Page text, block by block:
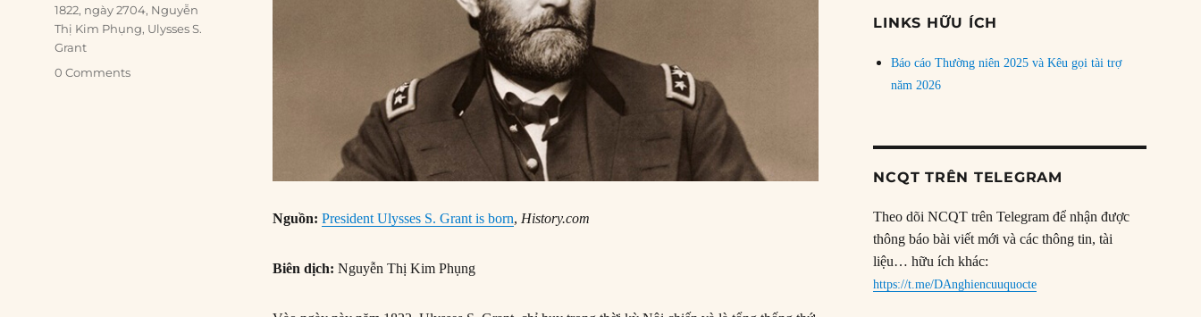
Nguồn:President Ulysses S. Grant is born,History.com
Biên dịch:Nguyễn Thị Kim Phụng
Tags
1822, ngày 2704, Nguyễn
Thị Kim Phụng, Ulysses S.
Grant
0 Comments
LINKS HỮU ÍCH
Báo cáo Thường niên 2025 và Kêu gọi tài trợ
năm 2026
NCQT TRÊN TELEGRAM
Theo dõi NCQT trên Telegram để nhận được
thông báo bài viết mới và các thông tin, tài
liệu… hữu ích khác:
https://t.me/DAnghiencuuquocte